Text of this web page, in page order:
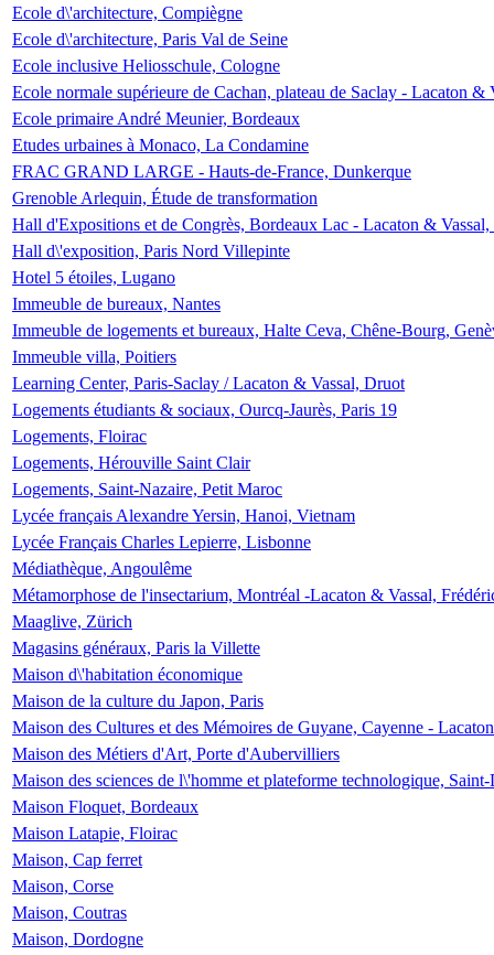
Ecole d\'architecture, Compiègne
Ecole d\'architecture, Paris Val de Seine
Ecole inclusive Heliosschule, Cologne
Ecole normale supérieure de Cachan, plateau de Saclay - Lacaton &
Ecole primaire André Meunier, Bordeaux
Etudes urbaines à Monaco, La Condamine
FRAC GRAND LARGE - Hauts-de-France, Dunkerque
Grenoble Arlequin, Étude de transformation
Hall d'Expositions et de Congrès, Bordeaux Lac - Lacaton &
Hall d\'exposition, Paris Nord Villepinte
Hotel 5 étoiles, Lugano
Immeuble de bureaux, Nantes
Immeuble de logements et bureaux, Halte Ceva, Chêne-Bourg,
Immeuble villa, Poitiers
Learning Center, Paris-Saclay / Lacaton & Vassal, Druot
Logements étudiants & sociaux, Ourcq-Jaurès, Paris 19
Logements, Floirac
Logements, Hérouville Saint Clair
Logements, Saint-Nazaire, Petit Maroc
Lycée français Alexandre Yersin, Hanoi, Vietnam
Lycée Français Charles Lepierre, Lisbonne
Médiathèque, Angoulême
Métamorphose de l'insectarium, Montréal -Lacaton & Vassal,
Maaglive, Zürich
Magasins généraux, Paris la Villette
Maison d\'habitation économique
Maison de la culture du Japon, Paris
Maison des Cultures et des Mémoires de Guyane, Cayenne -
Maison des Métiers d'Art, Porte d'Aubervilliers
Maison des sciences de l\'homme et plateforme technologique,
Maison Floquet, Bordeaux
Maison Latapie, Floirac
Maison, Cap ferret
Maison, Corse
Maison, Coutras
Maison, Dordogne